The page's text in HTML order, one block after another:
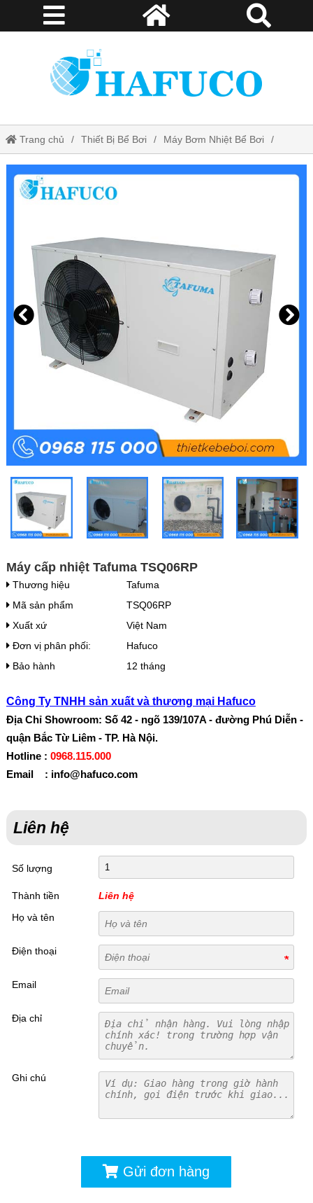
Trang chủ Thiết Bị Bể Bơi Máy Bơm Nhiệt Bể Bơi
Máy cấp nhiệt Tafuma TSQ06RP
Máy cấp nhiệt Tafuma TSQ06RP
Thương hiệu
Tafuma
Mã sản phẩm
TSQ06RP
Xuất xứ
Việt Nam
Đơn vị phân phối:
Hafuco
Bảo hành
12 tháng
Công Ty TNHH sản xuất và thương mại Hafuco
Địa Chỉ Showroom: Số 42 - ngõ 139/107A - đường Phú Diễn -
quận Bắc Từ Liêm - TP. Hà Nội.
Hotline : 0968.115.000
Email : info@hafuco.com
Liên hệ
Số lượng
Thành tiền
Liên hệ
Họ và tên
Điện thoại
Email
Địa chỉ
Ghi chú
Gửi đơn hàng